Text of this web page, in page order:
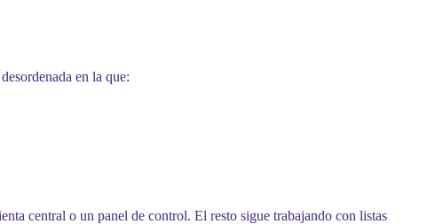
en la que:
central o un panel de control. El resto sigue trabajando con listas